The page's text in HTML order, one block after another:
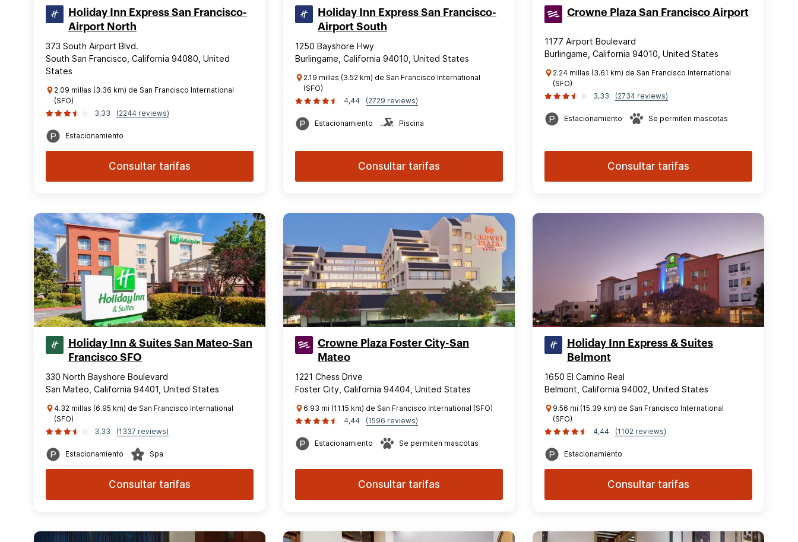
Holiday Inn Express San Francisco-
Airport North
373 South Airport Blvd.
South San Francisco, California 94080, United
States
2.09 millas (3.36 km) de San Francisco International
(SFO)
3,33
(2244 reviews)
Estacionamiento
Consultar tarifas
Holiday Inn Express San Francisco-
Airport South
1250 Bayshore Hwy
Burlingame, California 94010, United States
2.19 millas (3.52 km) de San Francisco International
(SFO)
4,44
(2729 reviews)
Estacionamiento Piscina
Consultar tarifas
Crowne Plaza San Francisco Airport
1177 Airport Boulevard
Burlingame, California 94010, United States
2.24 millas (3.61 km) de San Francisco International
(SFO)
3,33
(2734 reviews)
Estacionamiento Se permiten mascotas
Consultar tarifas
Holiday Inn & Suites San Mateo-San
Francisco SFO
330 North Bayshore Boulevard
San Mateo, California 94401, United States
4.32 millas (6.95 km) de San Francisco International
(SFO)
3,33
(1337 reviews)
Estacionamiento Spa
Consultar tarifas
Crowne Plaza Foster City-San
Mateo
1221 Chess Drive
Foster City, California 94404, United States
6.93 mi (11.15 km) de San Francisco International (SFO)
4,44
(1596 reviews)
Estacionamiento Se permiten mascotas
Consultar tarifas
Holiday Inn Express & Suites
Belmont
1650 El Camino Real
Belmont, California 94002, United States
9.56 mi (15.39 km) de San Francisco International
(SFO)
4,44
(1102 reviews)
Estacionamiento
Consultar tarifas